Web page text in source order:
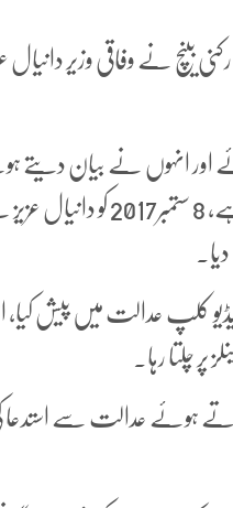
بینچ نے وفاقی وزیر
انہوں نے بیان دیتے
والے پروگراموں کی مانیٹرنگ میری ذمہ
نے دانیال عزیز کا 8 ستمبر اور 15 دسمبر 2017 کا